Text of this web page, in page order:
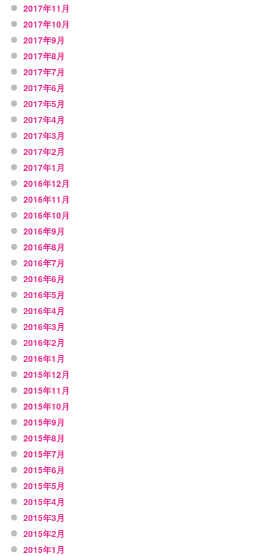
2017年11月
2017年10月
2017年9月
2017年8月
2017年7月
2017年6月
2017年5月
2017年4月
2017年3月
2017年2月
2017年1月
2016年12月
2016年11月
2016年10月
2016年9月
2016年8月
2016年7月
2016年6月
2016年5月
2016年4月
2016年3月
2016年2月
2016年1月
2015年12月
2015年11月
2015年10月
2015年9月
2015年8月
2015年7月
2015年6月
2015年5月
2015年4月
2015年3月
2015年2月
2015年1月